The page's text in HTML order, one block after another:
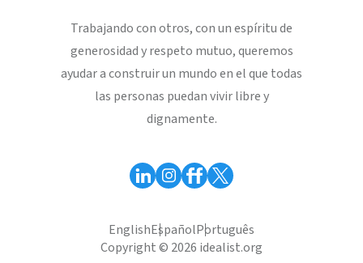
Trabajando con otros, con un espíritu de
generosidad y respeto mutuo, queremos
ayudar a construir un mundo en el que todas
las personas puedan vivir libre y
dignamente.
EnglishEspañolPortuguês
Copyright © 2026 idealist.org